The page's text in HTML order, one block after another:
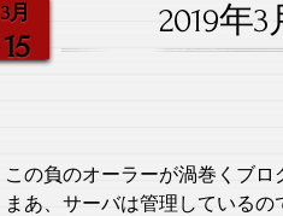
3月
15
2019年
この負のオーラーが渦巻くブロ
まあ、サーバは管理している